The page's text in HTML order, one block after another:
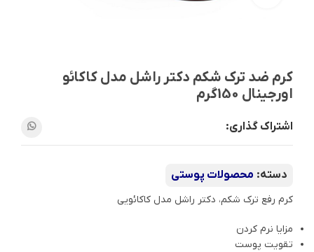
کرم ضد ترک شکم دکتر راشل مدل کاکائو
اورجینال 150گرم
اشتراک گذاری:
دسته: محصولات پوستی
کرم رفع ترک شکم، دکتر راشل مدل کاکائویی
مزایا نرم‌ کردن
تقویت پوست